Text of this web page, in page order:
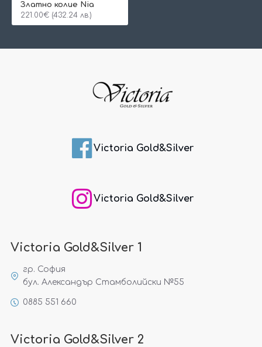
Златно колие Nia
221.00€ (432.24 лв.)
Victoria Gold&Silver
Victoria Gold&Silver
Victoria Gold&Silver 1
гр. София
бул. Александър Стамболийски №55
0885 551 660
Victoria Gold&Silver 2